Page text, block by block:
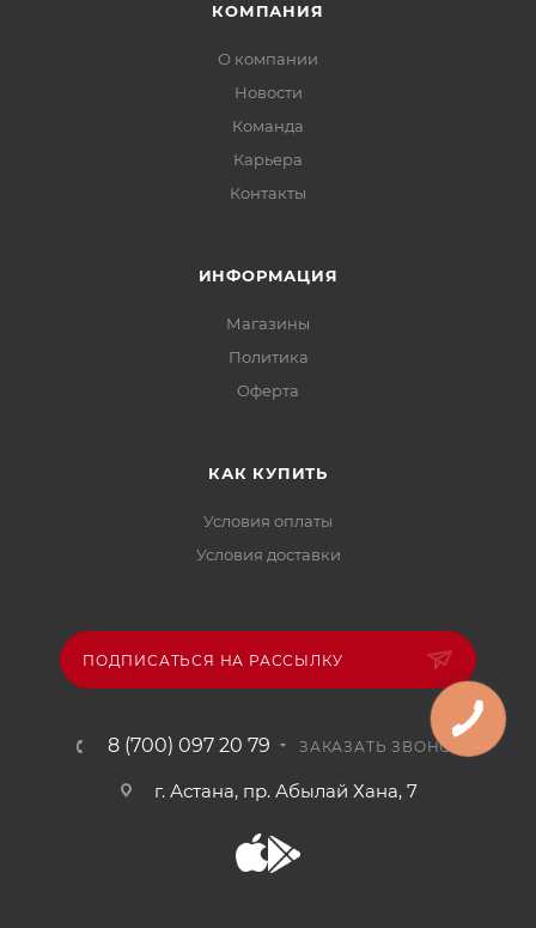
КОМПАНИЯ
О компании
Новости
Команда
Карьера
Контакты
ИНФОРМАЦИЯ
Магазины
Политика
Офертa
КАК КУПИТЬ
Условия оплаты
Условия доставки
ПОДПИСАТЬСЯ НА РАССЫЛКУ
8 (700) 097 20 79 ЗАКАЗАТЬ ЗВОНОК
г. Астана, пр. Абылай Хана, 7